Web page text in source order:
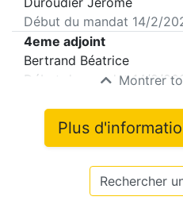
Début du mandat 14/2/
4eme adjoint
Bertrand Béatrice
Début du mandat14/2/
Montrer
Plus
Rechercher